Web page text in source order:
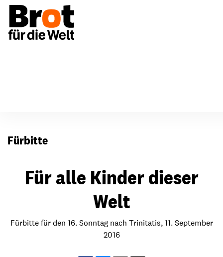
Fürbitte
Für alle Kinder dieser
Welt
Fürbitte für den 16. Sonntag nach Trinitatis, 11. September
2016